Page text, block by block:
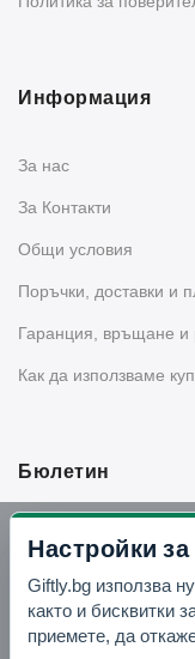
Информация
За нас
За Контакти
Общи условия
Поръчки, доставки и
Гаранция, връщане и
Как да използваме
Бюлетин
Вземи -10% отстъпка
Отвори Telegram
Настройки
Giftly.bg използва
както и бисквитки
приемете, да